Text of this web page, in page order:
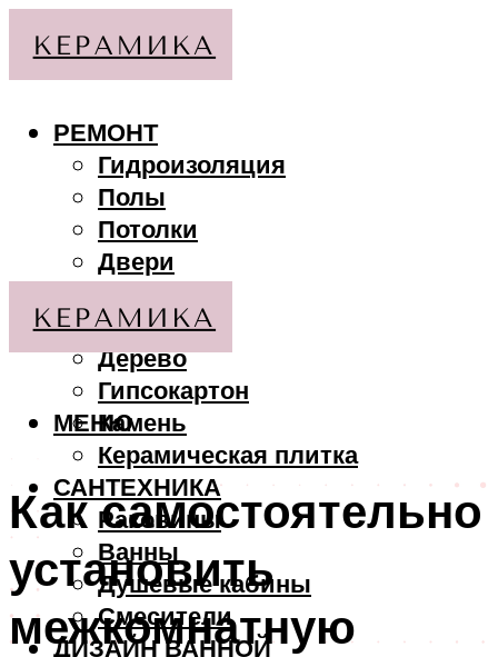
РЕМОНТ
Гидроизоляция
Полы
Потолки
Двери
МАТЕРИАЛЫ
Дерево
Гипсокартон
Камень
Керамическая плитка
САНТЕХНИКА
Раковины
Ванны
Душевые кабины
Смесители
ДИЗАЙН ВАННОЙ
МЕНЮ
Как самостоятельно
установить
межкомнатную